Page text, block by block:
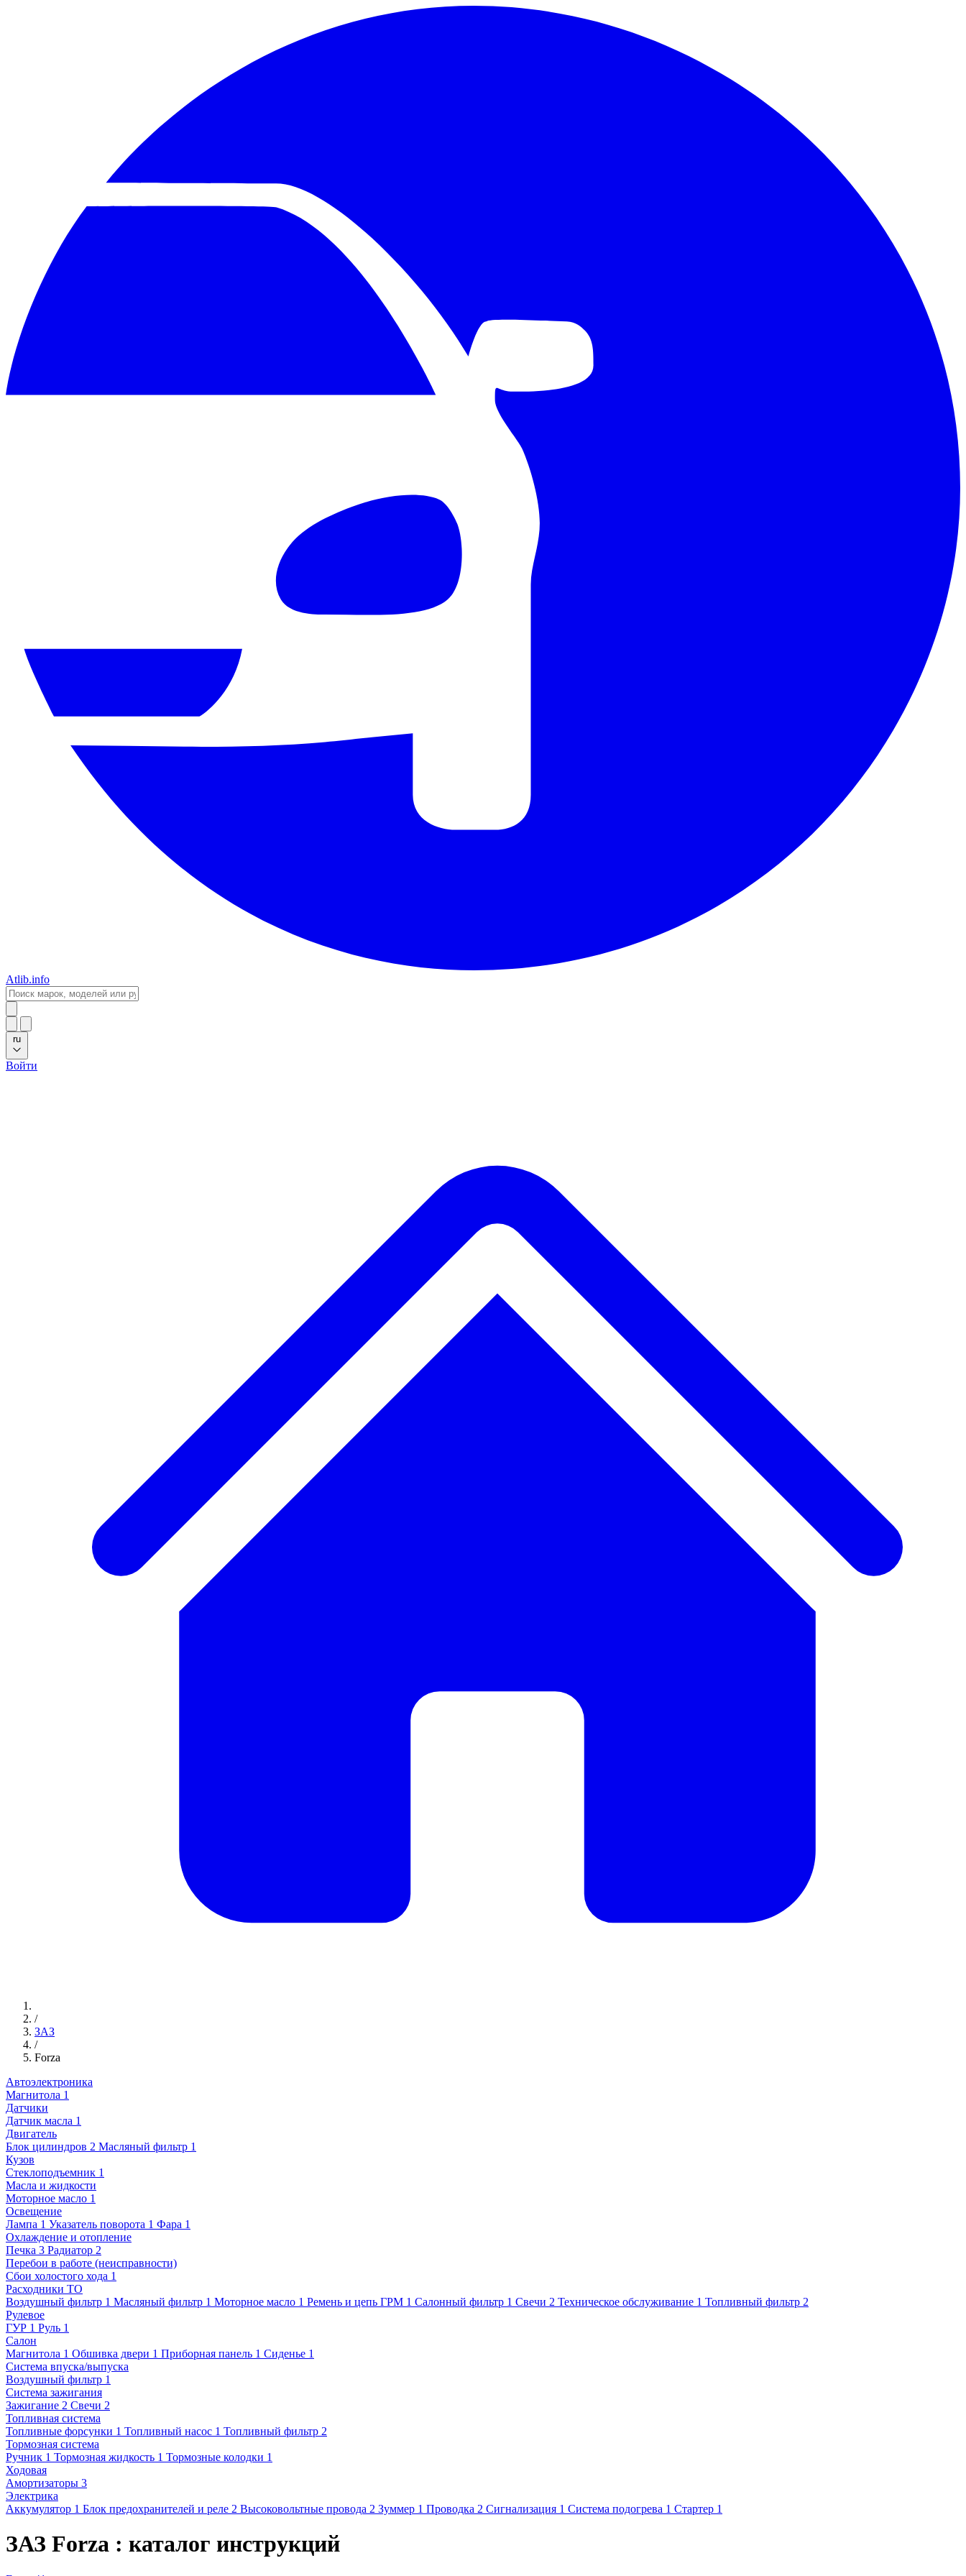
Atlib.info
ru
Войти
/
ЗАЗ
/
Forza
Автоэлектроника
Магнитола 1
Датчики
Датчик масла 1
Двигатель
Блок цилиндров 2 Масляный фильтр 1
Кузов
Стеклоподъемник 1
Масла и жидкости
Моторное масло 1
Освещение
Лампа 1 Указатель поворота 1 Фара 1
Охлаждение и отопление
Печка 3 Радиатор 2
Перебои в работе (неисправности)
Сбои холостого хода 1
Расходники ТО
Воздушный фильтр 1 Масляный фильтр 1 Моторное масло 1 Ремень и цепь ГРМ 1 Салонный фильтр 1 Свечи 2 Техническое обслуживание 1 Топливный фильтр 2
Рулевое
ГУР 1 Руль 1
Салон
Магнитола 1 Обшивка двери 1 Приборная панель 1 Сиденье 1
Система впуска/выпуска
Воздушный фильтр 1
Система зажигания
Зажигание 2 Свечи 2
Топливная система
Топливные форсунки 1 Топливный насос 1 Топливный фильтр 2
Тормозная система
Ручник 1 Тормозная жидкость 1 Тормозные колодки 1
Ходовая
Амортизаторы 3
Электрика
Аккумулятор 1 Блок предохранителей и реле 2 Высоковольтные провода 2 Зуммер 1 Проводка 2 Сигнализация 1 Система подогрева 1 Стартер 1
ЗАЗ Forza : каталог инструкций